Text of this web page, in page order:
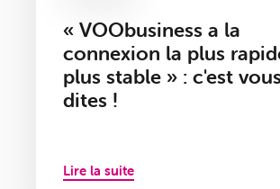
« VOObusiness a la
connexion la plus
plus stable » : c'est
dites !
Lire la suite